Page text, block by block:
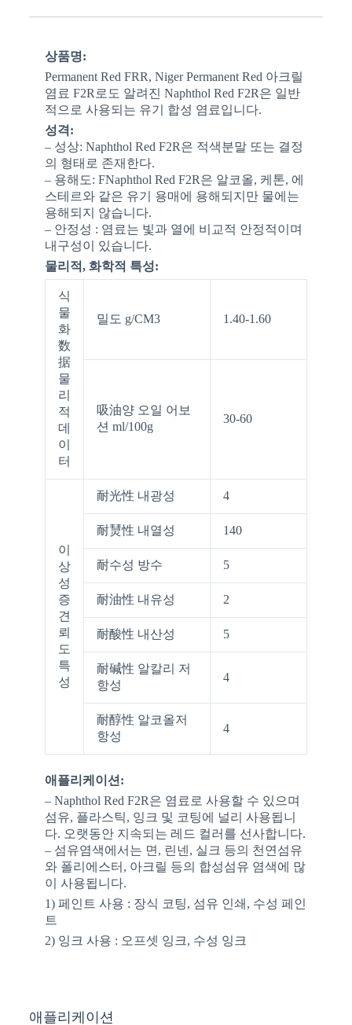
상품명:
Permanent Red FRR, Niger Permanent Red 아크릴
염료 F2R로도 알려진 Naphthol Red F2R은 일반
적으로 사용되는 유기 합성 염료입니다.
성격:
– 성상: Naphthol Red F2R은 적색분말 또는 결정
의 형태로 존재한다.
– 용해도: FNaphthol Red F2R은 알코올, 케톤, 에
스테르와 같은 유기 용매에 용해되지만 물에는
용해되지 않습니다.
– 안정성 : 염료는 빛과 열에 비교적 안정적이며
내구성이 있습니다.
물리적, 화학적 특성:
식
물
화
数
据
물
리
적
데
이
터
밀도 g/CM3 1.40-1.60
吸油양 오일 어보
션 ml/100g
30-60
이
상
성
증
견
뢰
도
특
성
耐光性 내광성 4
耐熭性 내열성 140
耐수성 방수 5
耐油性 내유성 2
耐酸性 내산성 5
耐碱性 알칼리 저
항성
4
耐醇性 알코올저
항성
4
애플리케이션:
– Naphthol Red F2R은 염료로 사용할 수 있으며
섬유, 플라스틱, 잉크 및 코팅에 널리 사용됩니
다. 오랫동안 지속되는 레드 컬러를 선사합니다.
– 섬유염색에서는 면, 린넨, 실크 등의 천연섬유
와 폴리에스터, 아크릴 등의 합성섬유 염색에 많
이 사용됩니다.
1) 페인트 사용 : 장식 코팅, 섬유 인쇄, 수성 페인
트
2) 잉크 사용 : 오프셋 잉크, 수성 잉크
애플리케이션